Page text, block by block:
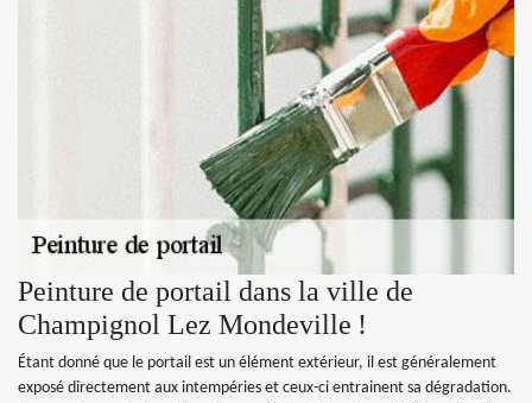
Peinture de portail dans la ville de
Champignol Lez Mondeville !
Étant donné que le portail est un élément extérieur, il est généralement
exposé directement aux intempéries et ceux-ci entrainent sa dégradation.